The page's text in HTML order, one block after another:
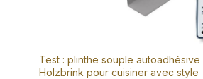
Test : plinthe souple
Holzbrink pour cuisiner avec style